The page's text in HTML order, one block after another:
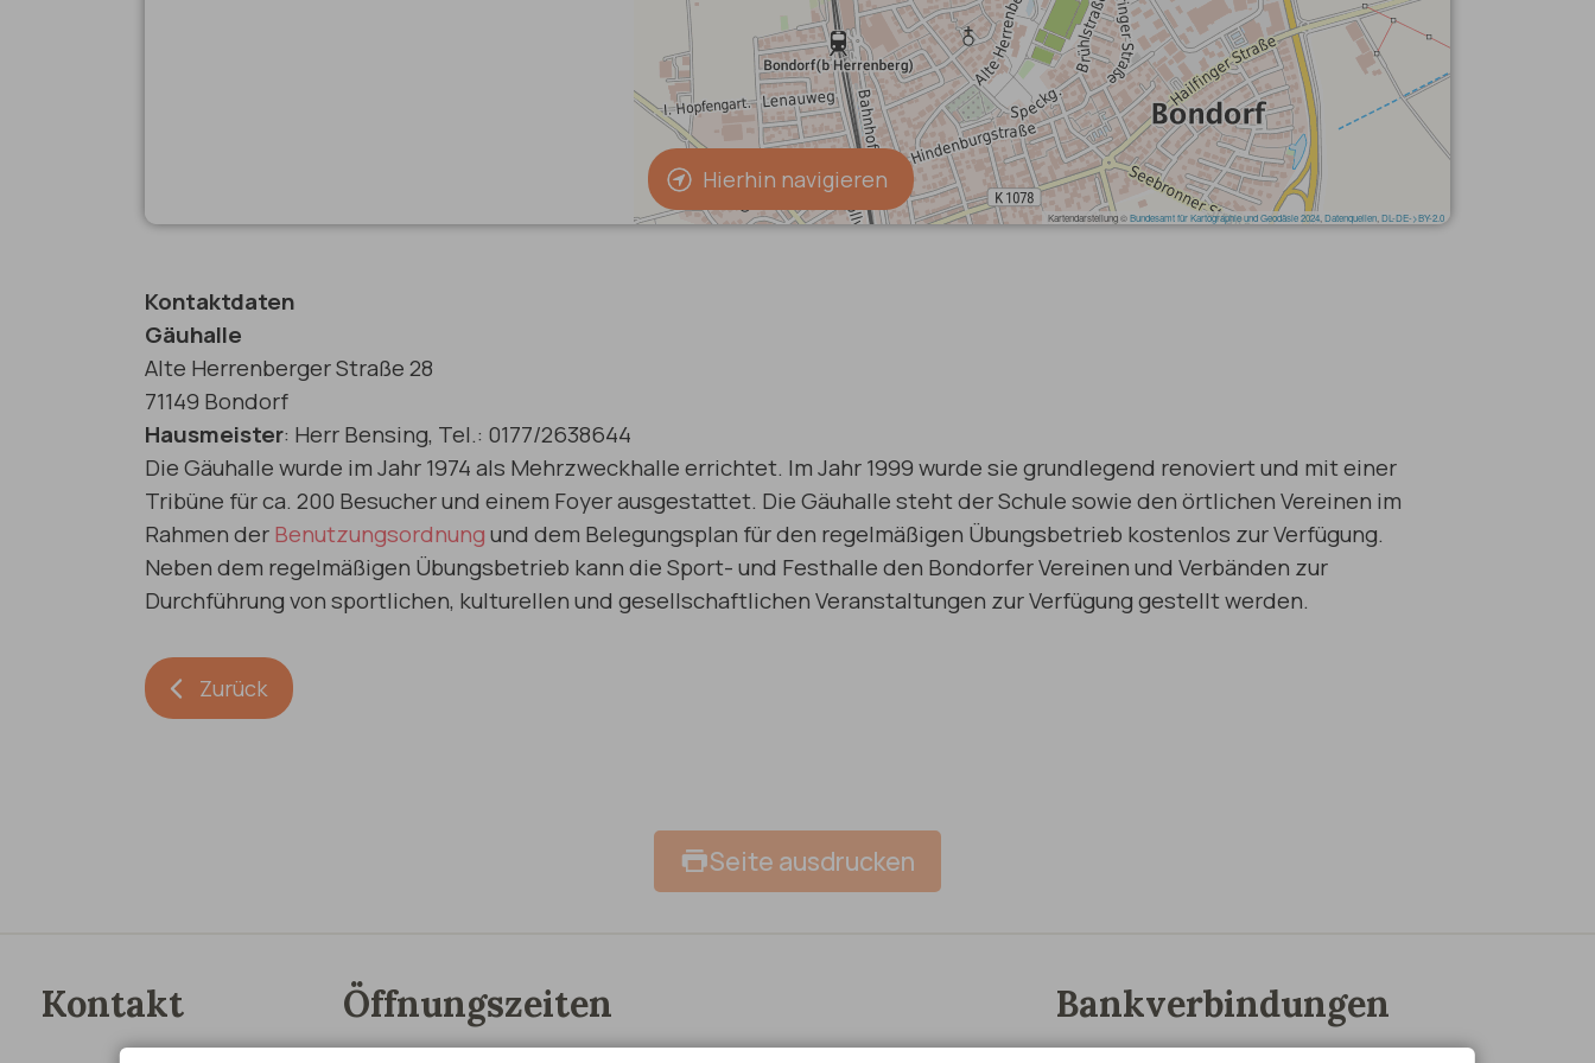
Hierhin navigieren
Kontaktdaten
Gäuhalle
Alte Herrenberger Straße 28
71149 Bondorf
Hausmeister: Herr Bensing, Tel.: 0177/2638644
Die Gäuhalle wurde im Jahr 1974 als Mehrzweckhalle errichtet. Im Jahr 1999 wurde sie grundlegend renoviert und mit einer
Tribüne für ca. 200 Besucher und einem Foyer ausgestattet. Die Gäuhalle steht der Schule sowie den örtlichen Vereinen im
Rahmen derBenutzungsordnungund dem Belegungsplan für den regelmäßigen Übungsbetrieb kostenlos zur Verfügung.
Neben dem regelmäßigen Übungsbetrieb kann die Sport- und Festhalle den Bondorfer Vereinen und Verbänden zur
Durchführung von sportlichen, kulturellen und gesellschaftlichen Veranstaltungen zur Verfügung gestellt werden.
Zurück
Seite ausdrucken
Kontakt Öffnungszeiten Bankverbindungen